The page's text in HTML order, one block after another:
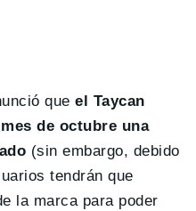
queel Taycan
de octubre una
(sin embargo, debido
tendrán que
la marca para poder